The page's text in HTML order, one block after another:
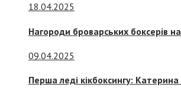
18.04.2025
Нагороди броварських боксерів на
09.04.2025
Перша леді кікбоксингу: